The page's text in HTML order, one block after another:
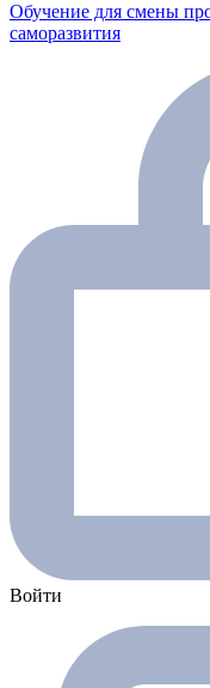
Обучение для смены
саморазвития
Войти